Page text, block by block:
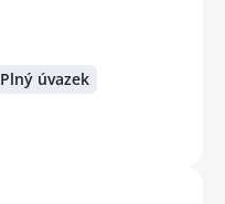
Plný úvazek